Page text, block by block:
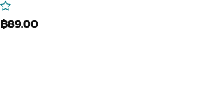
Original
฿89.00Current